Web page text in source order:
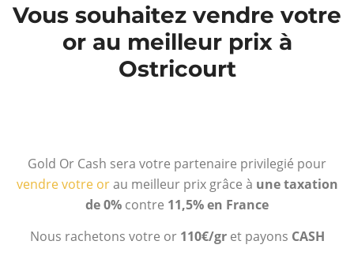
Vous souhaitez vendre votre
or au meilleur prix à
Ostricourt
Gold Or Cash sera votre partenaire privilegié pour
vendre votre orau meilleur prix grâce à une taxation
de 0% contre 11,5% en France
Nous rachetons votre or 110€/gr et payons CASH